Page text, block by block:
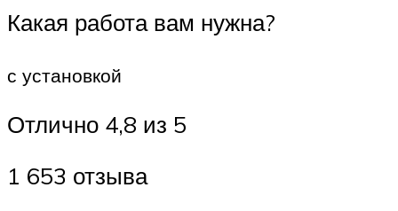
Какая работа вам нужна?
с установкой
Отлично 4,8 из 5
1 653 отзыва